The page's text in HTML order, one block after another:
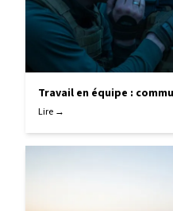
Travail en équipe :
Lire →